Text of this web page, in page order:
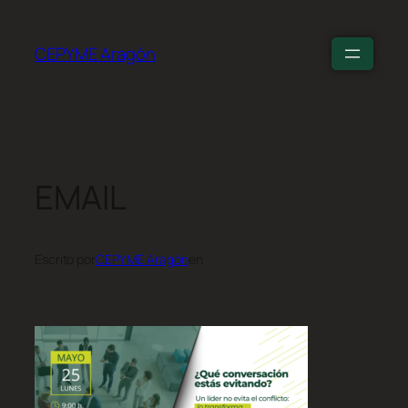
CEPYME Aragón
CEPYME Aragónen